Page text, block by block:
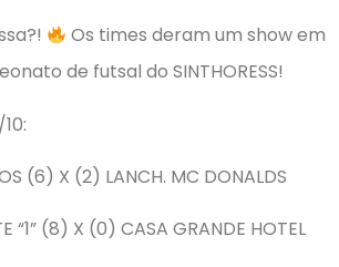
Os times deram um show em
de futsal do SINTHORESS!
(6) X (2) LANCH. MC DONALDS
“1” (8) X (0) CASA GRANDE HOTEL